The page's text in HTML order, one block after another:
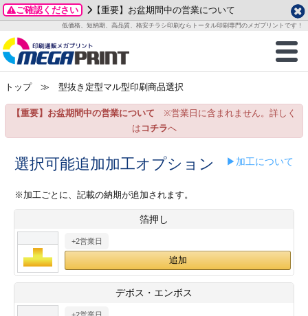
ご確認ください 【重要】お盆期間中の営業について
低価格、短納期、高品質、格安チラシ印刷ならトータル印刷専門のメガプリントです！
商品一覧
グッズ
ステッカー
ックカード印刷
業ツール印刷
＆盛り上げ印刷
ご利用ガイド
お客様へ
いて
方法
/送料について
刷
カード印刷
ックカード名刺
ムカード
型マル型印刷
データ作成ガイド
成前に
ガイド
加工指示ガイド
テンプレート
ード印刷
名刺印刷
ックカード
ード印刷
印刷
一覧
わせ
り
プル請求
2026年 8月
月
火 水 木 金
土
1
3
4 5 6 7
8
15
24
25 26 27
29
土
1
2 3
8 9 10 11
12
14
15 16 17 18
19
25
26
トップ≫ 型抜き定型マル型印刷商品選択
【重要】お盆期間中の営業について ※営業日に含まれません。詳しく
は コチラへ
選択可能追加加工オプション ▶加工について
※加工ごとに、記載の納期が追加されます。
箔押し
+2営業日
デボス・エンボス